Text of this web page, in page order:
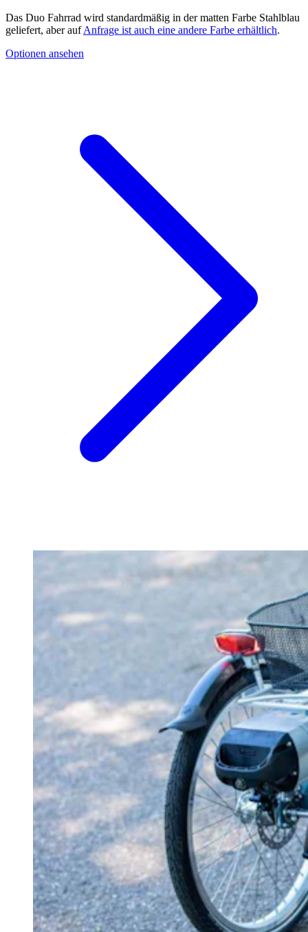
Das Duo Fahrrad wird standardmäßig in der matten Farbe Stahlblau
geliefert, aber aufAnfrage ist auch eine andere Farbe erhältlich.
Optionen ansehen